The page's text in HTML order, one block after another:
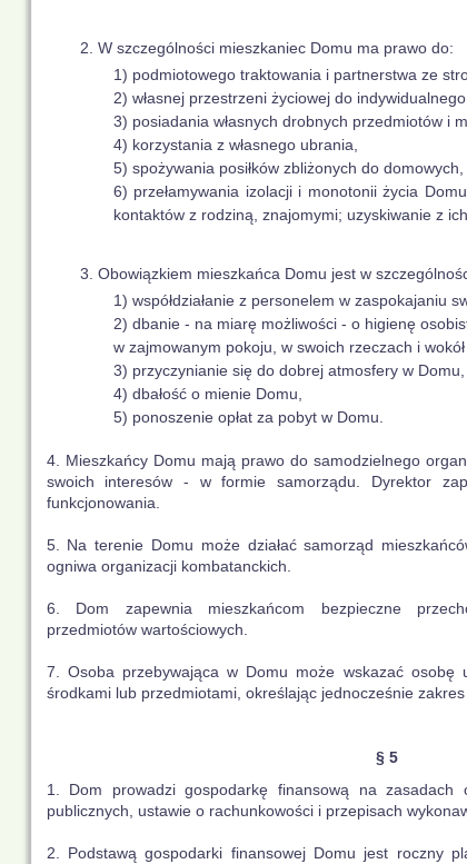
2. W szczególności mieszkaniec Domu ma prawo do:
1) podmiotowego traktowania i partnerstwa ze
2) własnej przestrzeni życiowej do
3) posiadania własnych drobnych przedmiotów i
4) korzystania z własnego ubrania,
5) spożywania posiłków zbliżonych do domowych,
6) przełamywania izolacji i monotonii życia
kontaktów z rodziną, znajomymi; uzyskiwanie z
3. Obowiązkiem mieszkańca Domu jest w
1) współdziałanie z personelem w zaspokajaniu
2) dbanie - na miarę możliwości - o higienę
w zajmowanym pokoju, w swoich rzeczach i wokół
3) przyczynianie się do dobrej atmosfery w Domu,
4) dbałość o mienie Domu,
5) ponoszenie opłat za pobyt w Domu.
4. Mieszkańcy Domu mają prawo do samodzielnego
swoich interesów - w formie samorządu. Dyrektor
funkcjonowania.
5. Na terenie Domu może działać samorząd
ogniwa organizacji kombatanckich.
6. Dom zapewnia mieszkańcom bezpieczne
przedmiotów wartościowych.
7. Osoba przebywająca w Domu może wskazać osobę
środkami lub przedmiotami, określając jednocześnie zakres
§ 5
1. Dom prowadzi gospodarkę finansową na zasadach
publicznych, ustawie o rachunkowości i przepisach
2. Podstawą gospodarki finansowej Domu jest roczny